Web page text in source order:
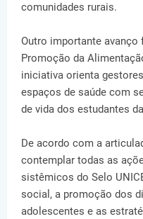
comunidades rurais.
Outro importante avanço
Promoção da
iniciativa orienta
espaços de saúde com
de vida dos estudantes
De acordo com a
contemplar todas as
sistêmicos do Selo
social, a promoção dos
adolescentes e as